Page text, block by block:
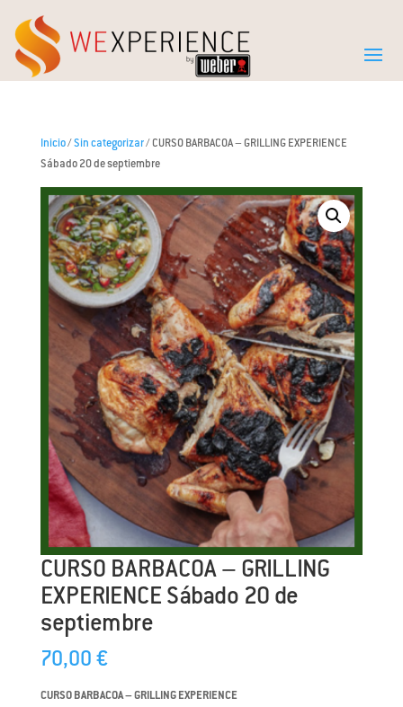
Inicio/Sin categorizar/ CURSO BARBACOA – GRILLING EXPERIENCE
Sábado 20 de septiembre
CURSO BARBACOA – GRILLING
EXPERIENCE Sábado 20 de
septiembre
70,00 €
CURSO BARBACOA – GRILLING EXPERIENCE